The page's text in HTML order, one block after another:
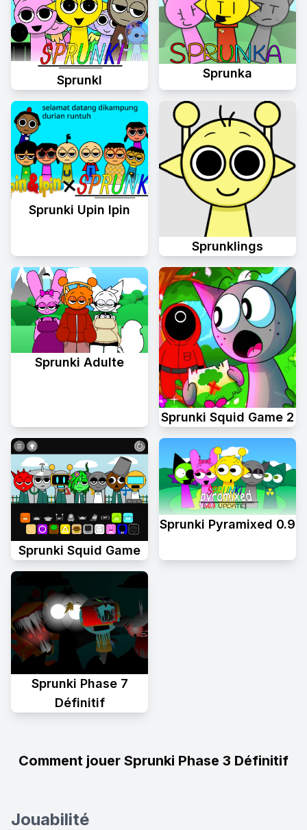
Sprunkl
Sprunka
Sprunki Upin Ipin
Sprunklings
Sprunki Adulte
Sprunki Squid Game 2
Sprunki Squid Game
Sprunki Pyramixed 0.9
Sprunki Phase 7
Définitif
Comment jouer Sprunki Phase 3 Définitif
Jouabilité